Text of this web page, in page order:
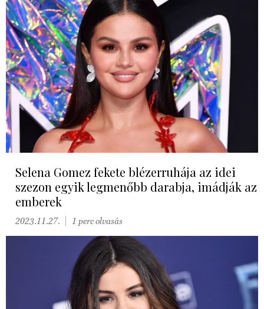
Selena Gomez fekete blézerruhája az idei
szezon egyik legmenőbb darabja, imádják az
emberek
2023.11.27. 1 perc olvasás